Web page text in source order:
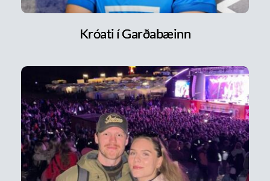
Króati í Garðabæinn